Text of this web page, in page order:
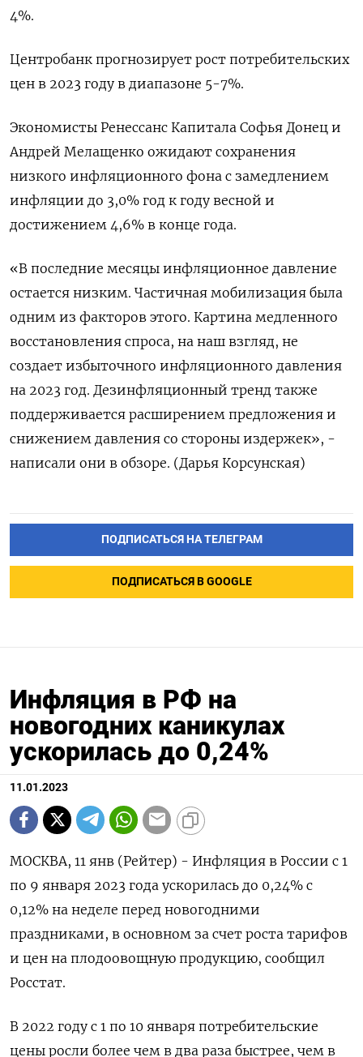
4%.
Центробанк прогнозирует рост потребительских
цен в 2023 году в диапазоне 5-7%.
Экономисты Ренессанс Капитала Софья Донец и
Андрей Мелащенко ожидают сохранения
низкого инфляционного фона с замедлением
инфляции до 3,0% год к году весной и
достижением 4,6% в конце года.
«В последние месяцы инфляционное давление
остается низким. Частичная мобилизация была
одним из факторов этого. Картина медленного
восстановления спроса, на наш взгляд, не
создает избыточного инфляционного давления
на 2023 год. Дезинфляционный тренд также
поддерживается расширением предложения и
снижением давления со стороны издержек», -
написали они в обзоре. (Дарья Корсунская)
ПОДПИСАТЬСЯ НА ТЕЛЕГРАМ
ПОДПИСАТЬСЯ В GOOGLE
Инфляция в РФ на
новогодних каникулах
ускорилась до 0,24%
11.01.2023
МОСКВА, 11 янв (Рейтер) - Инфляция в России с 1
по 9 января 2023 года ускорилась до 0,24% с
0,12% на неделе перед новогодними
праздниками, в основном за счет роста тарифов
и цен на плодоовощную продукцию, сообщил
Росстат.
В 2022 году с 1 по 10 января потребительские
цены росли более чем в два раза быстрее, чем в